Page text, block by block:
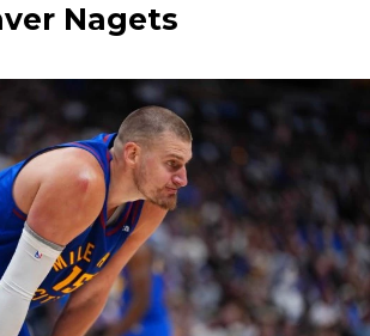
Nagets